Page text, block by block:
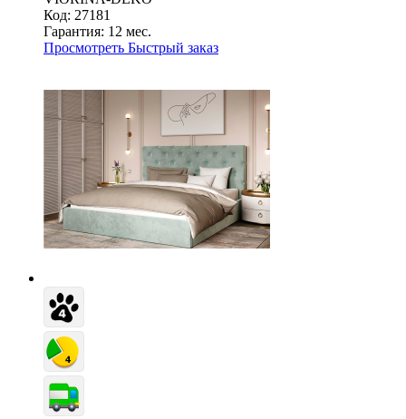
Код: 27181
Гарантия: 12 мес.
Просмотреть Быстрый заказ